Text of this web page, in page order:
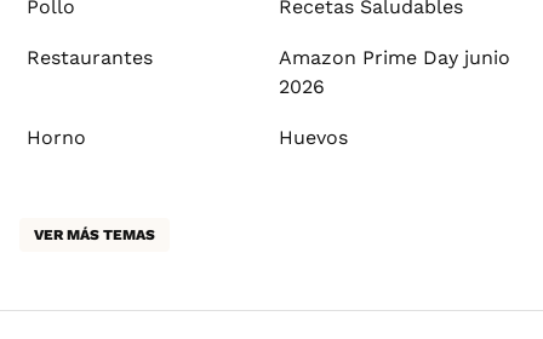
Pollo Recetas Saludables
Restaurantes
Amazon Prime Day junio
2026
Horno Huevos
VER MÁS TEMAS